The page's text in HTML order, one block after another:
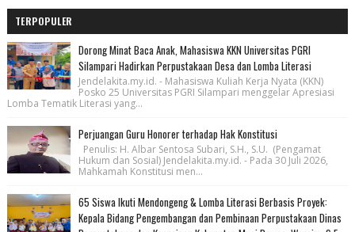
TERPOPULER
Dorong Minat Baca Anak, Mahasiswa KKN Universitas PGRI
Silampari Hadirkan Perpustakaan Desa dan Lomba Literasi
Jendelakita.my.id. - Mahasiswa Kuliah Kerja Nyata (KKN)
Posko 25 Universitas PGRI Silampari menggelar Apresiasi
Lomba Tematik Literasi yang...
Perjuangan Guru Honorer terhadap Hak Konstitusi
Penulis: H. Albar Sentosa Subari, S.H., S.U. (Pengamat
Hukum dan Sosial) Jendelakita.my.id. - Pada 30 Juli 2026,
Mahkamah Konstitusi men...
65 Siswa Ikuti Mendongeng & Lomba Literasi Berbasis Proyek:
Kepala Bidang Pengembangan dan Pembinaan Perpustakaan Dinas